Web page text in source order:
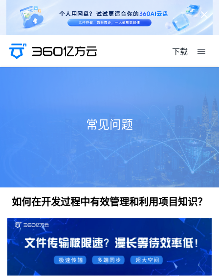
下载
常见问题
如何在开发过程中有效管理和利用项目知识？